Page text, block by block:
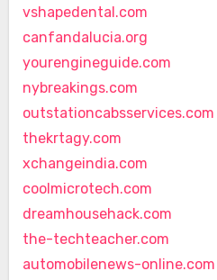
vshapedental.com
canfandalucia.org
yourengineguide.com
nybreakings.com
outstationcabsservices.com
thekrtagy.com
xchangeindia.com
coolmicrotech.com
dreamhousehack.com
the-techteacher.com
automobilenews-online.com